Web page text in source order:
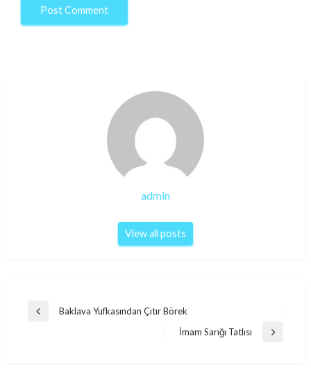
admin
View all posts
Post
Previous
Baklava Yufkasından Çıtır Börek
Next
İmam Sarığı Tatlısı